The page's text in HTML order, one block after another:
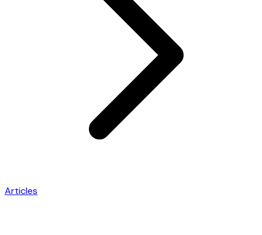
Articles